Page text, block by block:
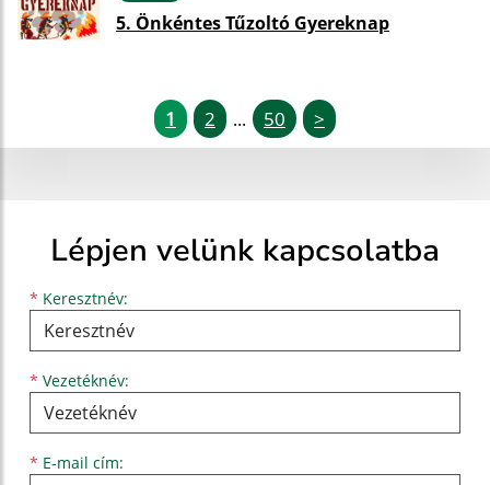
5. Önkéntes Tűzoltó Gyereknap
1 2 ... 50 >
Lépjen velünk kapcsolatba
* Keresztnév:
Keresztnév
* Vezetéknév:
Vezetéknév
* E-mail cím:
E-mail cím